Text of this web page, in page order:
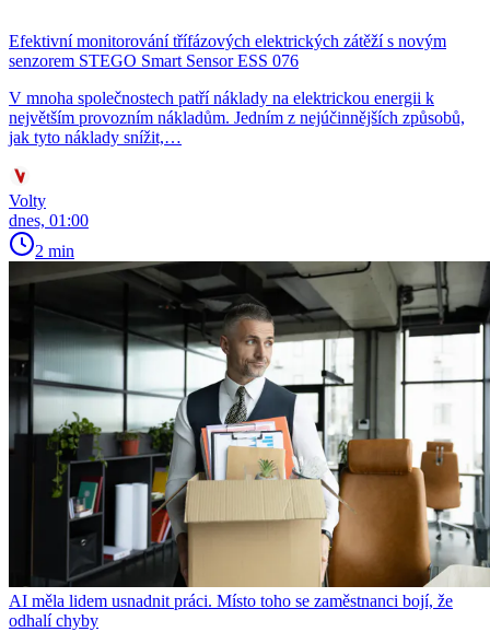
Efektivní monitorování třífázových elektrických zátěží s novým
senzorem STEGO Smart Sensor ESS 076
V mnoha společnostech patří náklady na elektrickou energii k
největším provozním nákladům. Jedním z nejúčinnějších způsobů,
jak tyto náklady snížit,…
Volty
dnes, 01:00
2 min
AI měla lidem usnadnit práci. Místo toho se zaměstnanci bojí, že
odhalí chyby